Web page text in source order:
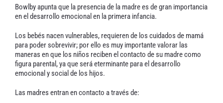
Bowlby apunta que la presencia de la madre es de gran importancia
en el desarrollo emocional en la primera infancia.
Los bebés nacen vulnerables, requieren de los cuidados de mamá
para poder sobrevivir; por ello es muy importante valorar las
maneras en que los niños reciben el contacto de su madre como
figura parental, ya que será eterminante para el desarrollo
emocional y social de los hijos.
Las madres entran en contacto a través de: